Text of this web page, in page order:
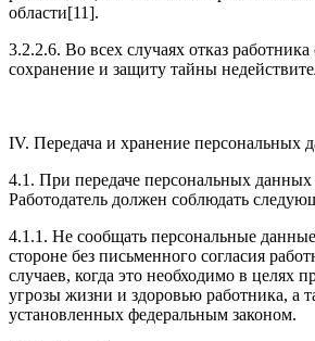
области[11].
3.2.2.6. Во всех случаях отказ
сохранение и защиту тайны
IV. Передача и хранение персональных
4.1. При передаче персональных данных
Работодатель должен соблюдать
4.1.1. Не сообщать персональные
стороне без письменного согласия
случаев, когда это необходимо в целях
угрозы жизни и здоровью работника, а
установленных федеральным законом.